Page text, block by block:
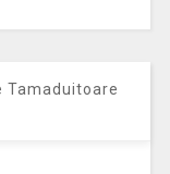
Tamaduitoare